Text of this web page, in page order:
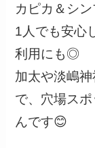
カピカ＆シン
1人でも安心
利用にも◎
加太や淡嶋
で、穴場ス
んです😊